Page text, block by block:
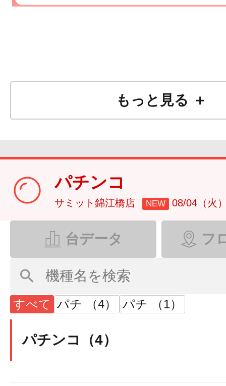
R8 8
㈯
もっと見る ＋
パチンコ
サミット錦江橋店 NEW 08/04（火
台データ フ
すべて パチ （4） パチ （1）
パチンコ（4）